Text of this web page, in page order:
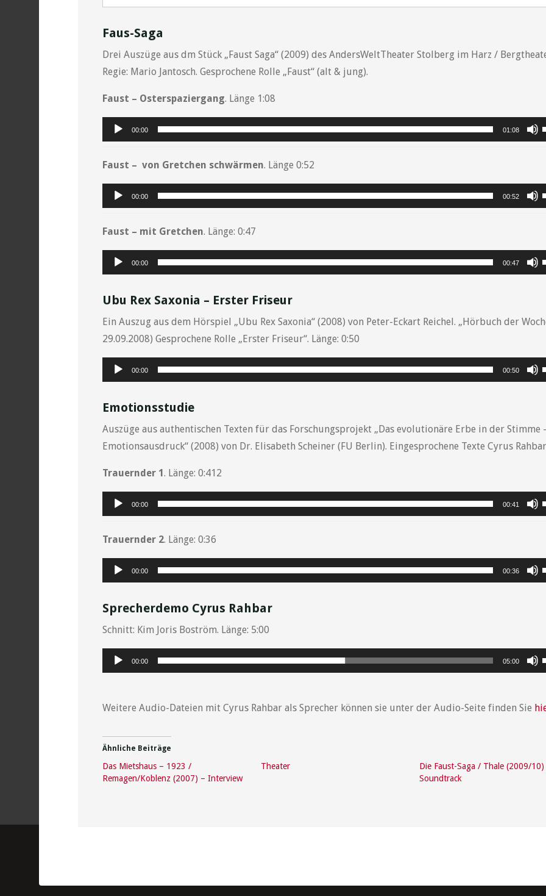
Faus-Saga
Drei Auszüge aus dm Stück „Faust Saga“ (2009) des AndersWeltTheater Stolberg im Harz /
Regie: Mario Jantosch. Gesprochene Rolle „Faust“ (alt & jung).
Faust – Osterspaziergang. Länge 1:08
Audio-
Player
00:00 01:08
Faust – von Gretchen schwärmen. Länge 0:52
Audio-
Player
00:00 00:52
Faust – mit Gretchen. Länge: 0:47
Audio-
Player
00:00 00:47
Ubu Rex Saxonia – Erster Friseur
Ein Auszug aus dem Hörspiel „Ubu Rex Saxonia“ (2008) von Peter-Eckart Reichel. „Hörbuch der
29.09.2008) Gesprochene Rolle „Erster Friseur“. Länge: 0:50
Audio-
Player
00:00 00:50
Emotionsstudie
Auszüge aus authentischen Texten für das Forschungsprojekt „Das evolutionäre Erbe in der Stimme
Emotionsausdruck“ (2008) von Dr. Elisabeth Scheiner (FU Berlin). Eingesprochene Texte Cyrus Rahbar
Trauernder 1. Länge: 0:412
Audio-
Player
00:00 00:41
Trauernder 2. Länge: 0:36
Audio-
Player
00:00 00:36
Sprecherdemo Cyrus Rahbar
Schnitt: Kim Joris Boström. Länge: 5:00
Audio-
Player
00:00 05:00
Weitere Audio-Dateien mit Cyrus Rahbar als Sprecher können sie unter der Audio-Seite finden Sie
Ähnliche Beiträge
Das Mietshaus – 1923 /
Remagen/Koblenz (2007) – Interview
Theater
Die Faust-Saga / Thale (2009/10)
Soundtrack